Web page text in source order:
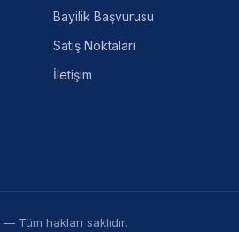
Bayilik Başvurusu
Satış Noktaları
İletişim
— Tüm hakları saklıdır.